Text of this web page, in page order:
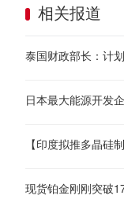
相关报道
泰国财政部长：计
日本最大能源开发